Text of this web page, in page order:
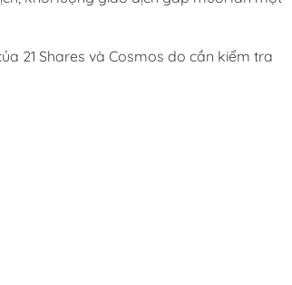
21 Shares và Cosmos do cần kiểm tra